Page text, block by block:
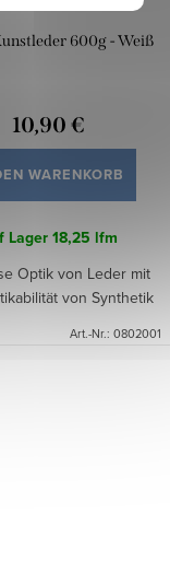
600g - Weiß
10,90 €
WARENKORB
Lager18,25 lfm
Optik von Leder mit
von Synthetik
Art.-Nr.: 0802001